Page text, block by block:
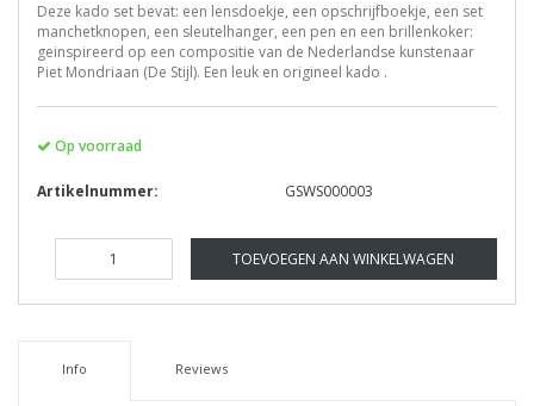
Deze kado set bevat: een lensdoekje, een opschrijfboekje, een set
manchetknopen, een sleutelhanger, een pen en een brillenkoker:
geinspireerd op een compositie van de Nederlandse kunstenaar
Piet Mondriaan (De Stijl). Een leuk en origineel kado .
Op voorraad
Artikelnummer: GSWS000003
TOEVOEGEN AAN WINKELWAGEN
Info Reviews